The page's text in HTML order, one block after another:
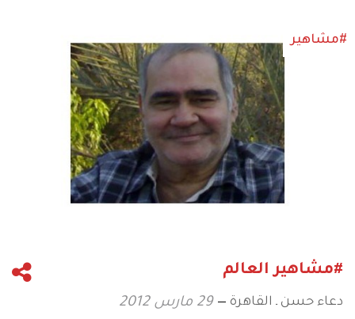
#مشاهير
#مشاهير العالم
دعاء حسن ـ القاهرة 29 مارس 2012